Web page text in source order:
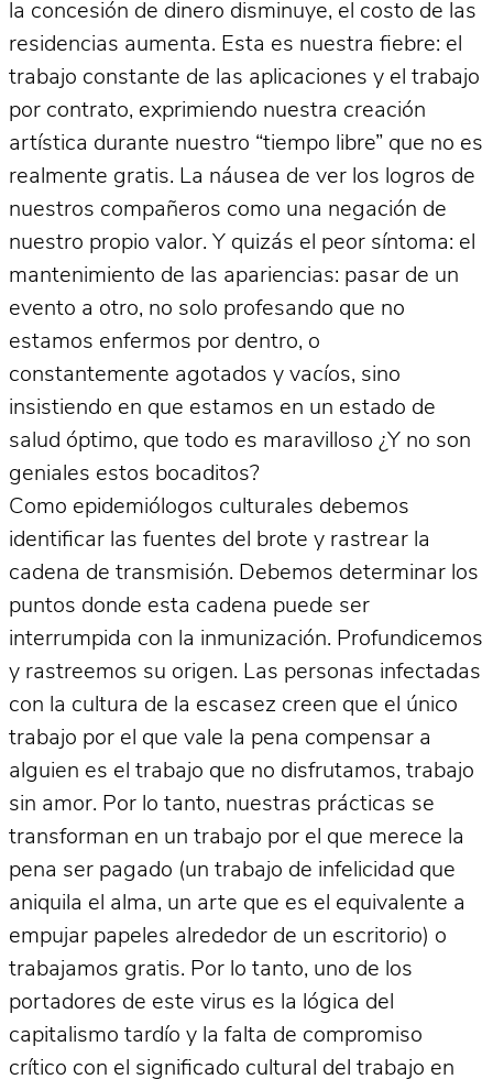
la concesión de dinero disminuye, el costo de las
residencias aumenta. Esta es nuestra fiebre: el
trabajo constante de las aplicaciones y el trabajo
por contrato, exprimiendo nuestra creación
artística durante nuestro “tiempo libre” que no es
realmente gratis. La náusea de ver los logros de
nuestros compañeros como una negación de
nuestro propio valor. Y quizás el peor síntoma: el
mantenimiento de las apariencias: pasar de un
evento a otro, no solo profesando que no
estamos enfermos por dentro, o
constantemente agotados y vacíos, sino
insistiendo en que estamos en un estado de
salud óptimo, que todo es maravilloso ¿Y no son
geniales estos bocaditos?
Como epidemiólogos culturales debemos
identificar las fuentes del brote y rastrear la
cadena de transmisión. Debemos determinar los
puntos donde esta cadena puede ser
interrumpida con la inmunización. Profundicemos
y rastreemos su origen. Las personas infectadas
con la cultura de la escasez creen que el único
trabajo por el que vale la pena compensar a
alguien es el trabajo que no disfrutamos, trabajo
sin amor. Por lo tanto, nuestras prácticas se
transforman en un trabajo por el que merece la
pena ser pagado (un trabajo de infelicidad que
aniquila el alma, un arte que es el equivalente a
empujar papeles alrededor de un escritorio) o
trabajamos gratis. Por lo tanto, uno de los
portadores de este virus es la lógica del
capitalismo tardío y la falta de compromiso
crítico con el significado cultural del trabajo en